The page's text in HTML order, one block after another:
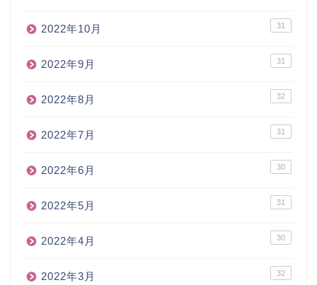
2022年10月 31
2022年9月 31
2022年8月 32
2022年7月 31
2022年6月 30
2022年5月 31
2022年4月 30
2022年3月 32